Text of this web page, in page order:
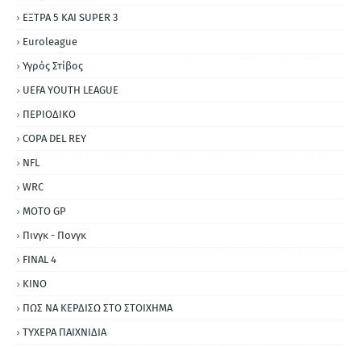
ΕΞΤΡΑ 5 ΚΑΙ SUPER 3
Εuroleague
Υγρός Στίβος
UEFA YOUTH LEAGUE
ΠΕΡΙΟΔΙΚΟ
COPA DEL REY
NFL
WRC
MOTO GP
Πινγκ - Πονγκ
FINAL 4
ΚΙΝΟ
ΠΩΣ ΝΑ ΚΕΡΔΙΣΩ ΣΤΟ ΣΤΟΙΧΗΜΑ
ΤΥΧΕΡΑ ΠΑΙΧΝΙΔΙΑ